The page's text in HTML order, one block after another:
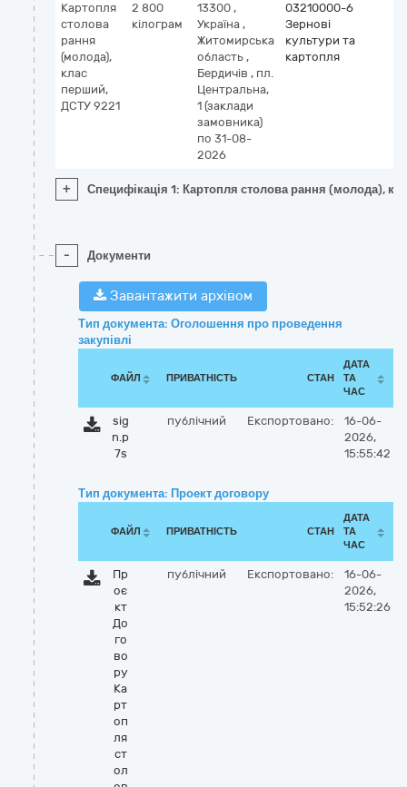
Картопля
столова
рання
(молода),
клас
перший,
ДСТУ 9221
2 800
кілограм
13300 ,
Україна ,
Житомирська
область ,
Бердичів , пл.
Центральна,
1 (заклади
замовника)
по 31-08-
2026
03210000-6
Зернові
культури та
картопля
+ Специфікація 1: Картопля столова рання (молода),
- Документи
Завантажити архівом
Тип документа: Оголошення про проведення
закупівлі
ФАЙЛ ПРИВАТНІСТЬ СТАН
ДАТА
ТА
ЧАС
sig
n.p
7s
публічний Експортовано:
16-06-
2026,
15:55:42
Тип документа: Проект договору
ФАЙЛ ПРИВАТНІСТЬ СТАН
ДАТА
ТА
ЧАС
Пр
оє
кт
До
го
во
ру
Ка
рт
оп
ля
ст
ол
публічний Експортовано:
16-06-
2026,
15:52:26